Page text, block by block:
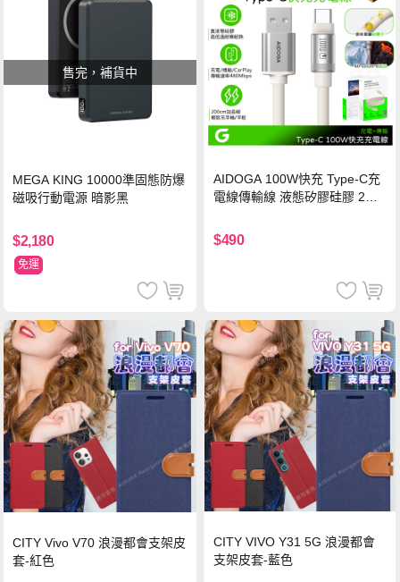
售完，補貨中
MEGA KING 10000準固態防爆
磁吸行動電源 暗影黑
$2,180
免運
AIDOGA 100W快充 Type-C充
電線傳輸線 液態矽膠硅膠 2M
$490
CITY Vivo V70 浪漫都會支架皮
套-紅色
CITY VIVO Y31 5G 浪漫都會
支架皮套-藍色